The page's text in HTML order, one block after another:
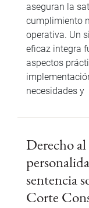
aseguran la
cumplimiento
operativa. Un
eficaz integra
aspectos
necesidades y
Derecho
sentencia
Corte